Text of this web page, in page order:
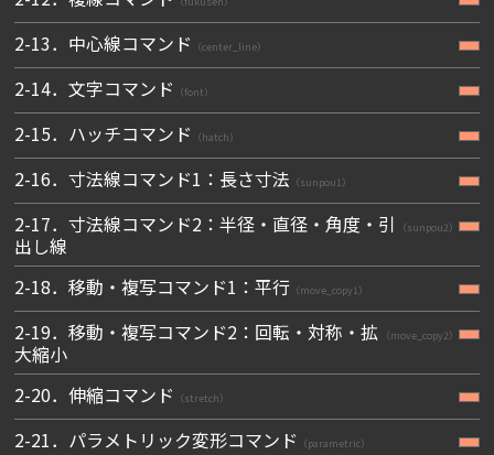
2-13．中心線コマンド （center_line）
2-14．文字コマンド （font）
2-15．ハッチコマンド （hatch）
2-16．寸法線コマンド1：長さ寸法 （sunpou1）
2-17．寸法線コマンド2：半径・直径・角度・引
出し線
（sunpou2）
2-18．移動・複写コマンド1：平行 （move_copy1）
2-19．移動・複写コマンド2：回転・対称・拡
大縮小
（move_copy2）
2-20．伸縮コマンド （stretch）
2-21．パラメトリック変形コマンド （parametric）